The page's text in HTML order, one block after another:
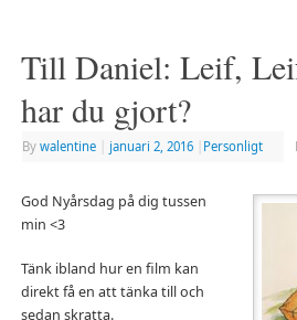
Till Daniel: Leif,
har du gjort?
By walentine januari 2, 2016 Personligt
God Nyårsdag på dig tussen
min <3
Tänk ibland hur en film kan
direkt få en att tänka till och
sedan skratta.